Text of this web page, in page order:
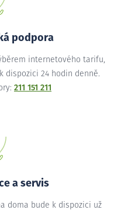
podpora
internetového tarifu,
dispozici 24 hodin denně.
211 151 211
a servis
doma bude k dispozici už